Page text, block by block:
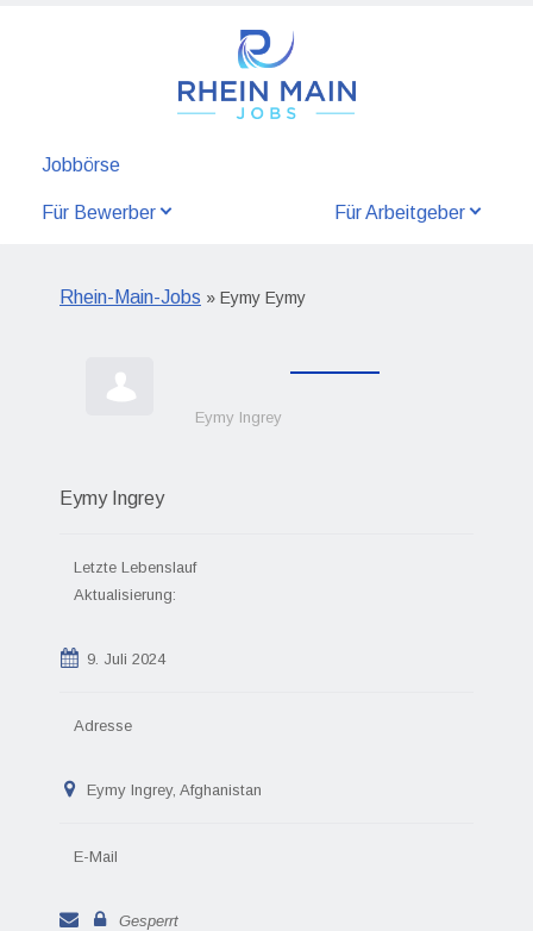
Jobbörse
Für Bewerber Für Arbeitgeber
Rhein-Main-Jobs » Eymy Eymy
Eymy Ingrey
Eymy Ingrey
Letzte Lebenslauf
Aktualisierung:
9. Juli 2024
Adresse
Eymy Ingrey, Afghanistan
E-Mail
Gesperrt